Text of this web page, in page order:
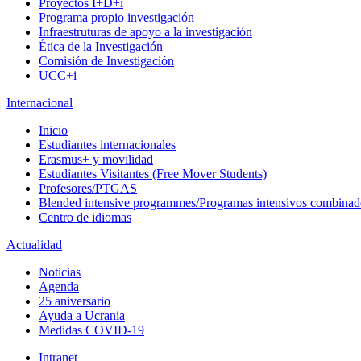
Proyectos I+D+i
Programa propio investigación
Infraestruturas de apoyo a la investigación
Ética de la Investigación
Comisión de Investigación
UCC+i
Internacional
Inicio
Estudiantes internacionales
Erasmus+ y movilidad
Estudiantes Visitantes (Free Mover Students)
Profesores/PTGAS
Blended intensive programmes/Programas intensivos
Centro de idiomas
Actualidad
Noticias
Agenda
25 aniversario
Ayuda a Ucrania
Medidas COVID-19
Intranet